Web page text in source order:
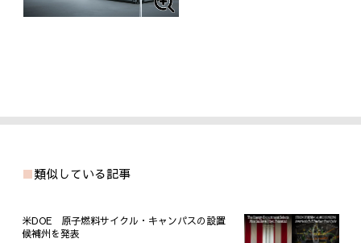
類似している記事
米DOE 原子燃料サイクル・キャンパスの設置
候補州を発表